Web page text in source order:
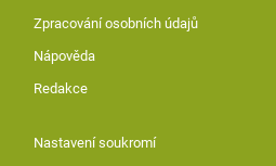
Zpracování osobních údajů
Nápověda
Redakce
Nastavení soukromí